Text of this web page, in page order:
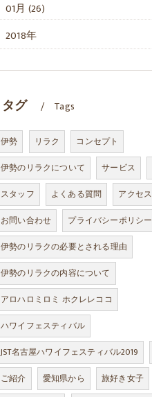
01月 (26)
2018年
タグ Tags
伊勢 リラク
コンセプト
伊勢のリラクについて
サービス
スタッフ
よくある質問
アクセス
お問い合わせ
プライバシーポリシー
伊勢のリラクの必要とされる理由
伊勢のリラクの内容について
アロハロミロミ ホクレレココ
ハワイフェスティバル
JST名古屋ハワイフェスティバル2019
ご紹介
愛知県から 旅好き女子